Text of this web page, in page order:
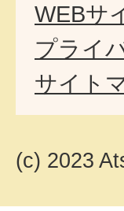
WEBサ
プライ
サイト
(c) 2023